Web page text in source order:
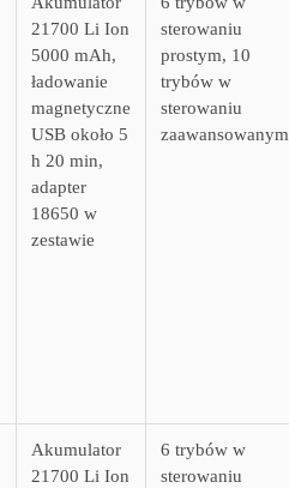
21700 Li Ion
5000 mAh,
ładowanie
magnetyczne
USB około 5
h 20 min,
adapter
18650 w
zestawie
sterowaniu
prostym, 10
trybów w
sterowaniu
zaawansowanym
Akumulator
21700 Li Ion
6 trybów w
sterowaniu